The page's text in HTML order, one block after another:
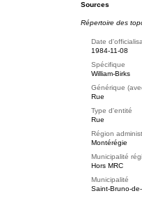
Sources
Répertoire des
Date
1984-11-08
Spécifique
William-Birks
Générique
Rue
Type d'entité
Rue
Région
Montérégie
Municipalité
Hors MRC
Municipalité
Saint-Bruno-